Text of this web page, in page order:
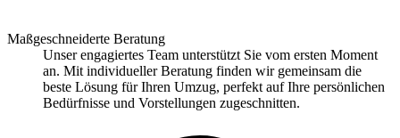
Maßgeschneiderte Beratung
Unser engagiertes Team unterstützt Sie vom ersten Moment
an. Mit individueller Beratung finden wir gemeinsam die
beste Lösung für Ihren Umzug, perfekt auf Ihre persönlichen
Bedürfnisse und Vorstellungen zugeschnitten.